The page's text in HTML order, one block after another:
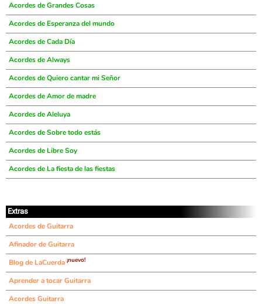
Acordes de Grandes Cosas
Acordes de Esperanza del mundo
Acordes de Cada Día
Acordes de Always
Acordes de Quiero cantar mi Señor
Acordes de Amor de madre
Acordes de Aleluya
Acordes de Sobre todo estás
Acordes de Libre Soy
Acordes de La fiesta de las fiestas
Extras
Acordes de Guitarra
Afinador de Guitarra
Blog de LaCuerda ¡nuevo!
Aprender a tocar Guitarra
Acordes Guitarra